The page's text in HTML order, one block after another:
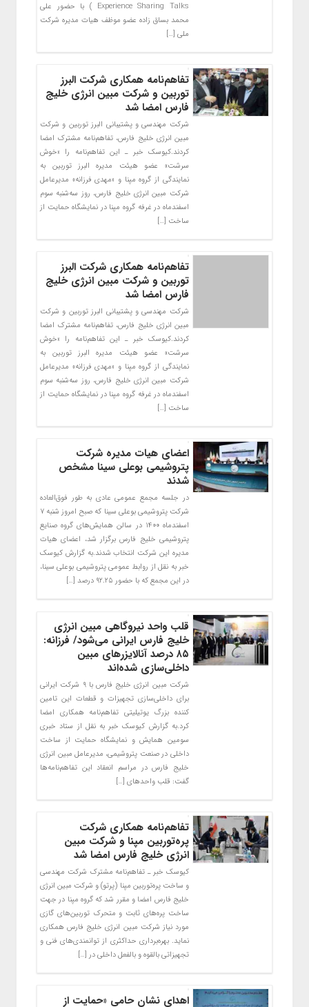
Experience Sharing Talks ) با حضور علی
محمد بساق زاده عضو موظف هیات مدیره شرکت
ملی […]
تفاهم‌نامه همکاری شرکت البرز
توربین و شرکت مبین انرژی خلیج
فارس امضا شد
شرکت مهندسی و پشتیبانی البرز توربین و شرکت
مبین انرژی خلیج فارس، تفاهم‌نامه مشترک امضا
کردند.کیوسک خبر ـ این تفاهم‌نامه را «خوش
سرشت» عضو هیئت مدیره البرز توربین به
نمایندگی از گروه مپنا و «مهدی فرزانه» مدیرعامل
شرکت مبین انرژی خلیج فارس، روز سه‌شنبه سوم
اسفندماه در غرفه گروه مپنا در نمایشگاه حمایت از
ساخت […]
تفاهم‌نامه همکاری شرکت البرز
توربین و شرکت مبین انرژی خلیج
فارس امضا شد
شرکت مهندسی و پشتیبانی البرز توربین و شرکت
مبین انرژی خلیج فارس، تفاهم‌نامه مشترک امضا
کردند.کیوسک خبر ـ این تفاهم‌نامه را «خوش
سرشت» عضو هیئت مدیره البرز توربین به
نمایندگی از گروه مپنا و «مهدی فرزانه» مدیرعامل
شرکت مبین انرژی خلیج فارس، روز سه‌شنبه سوم
اسفندماه در غرفه گروه مپنا در نمایشگاه حمایت از
ساخت […]
اعضای هیات مدیره شرکت
پتروشیمی بوعلی سینا مشخص
شدند
در جلسه مجمع عمومی عادی به طور فوق‌العاده
شرکت پتروشیمی بوعلی سینا که صبح امروز شنبه ۷
اسفندماه ۱۴۰۰ در سالن همایش‌های گروه صنایع
پتروشیمی خلیج فارس برگزار شد، اعضای هیات
مدیره این شرکت انتخاب شدند.به گزارش کیوسک
خبر به نقل از روابط عمومی پتروشیمی بوعلی سینا،
در این مجمع که با حضور ۹۲.۲۵ درصد […]
قلب واحد نیروگاهی مبین انرژی
خلیج فارس ایرانی می‌شود/ فرزانه:
۸۵ درصد آنالایزرهای مبین
‏داخلی‌سازی شده‌اند
شرکت مبین انرژی خلیج فارس با ۹ شرکت ایرانی
برای داخلی‌سازی تجهیزات و قطعات این تامین
کننده ‏بزرگ یوتیلیتی‌ تفاهم‌نامه همکاری امضا
کرد.‏به گزارش کیوسک خبر به نقل از ستاد خبری
سومین همایش و نمایشگاه حمایت از ساخت
داخلی در صنعت پتروشیمی، مدیرعامل ‏مبین انرژی
خلیج فارس در مراسم انعقاد این تفاهم‌نامه‌ها
گفت: قلب واحدهای […]
تفاهم‌نامه همکاری شرکت
پره‌توربین مپنا و شرکت مبین
انرژی خلیج فارس امضا شد
کیوسک خبر ـ تفاهم‌نامه مشترک شرکت مهندسی
و ساخت پره‌توربین مپنا (پرتو) و شرکت مبین انرژی
خلیج فارس امضا و مقرر شد که گروه مپنا در جهت
ساخت پره‌های ثابت و متحرک توربین‌های گازی
مورد نیاز شرکت مبین انرژی خلیج فارس همکاری
نماید. بهره‌برداری حداکثری از توانمندی‌های فنی و
تجهیزاتی بالقوه و بالفعل داخلی در […]
اهدای نشان حامی «حمایت از